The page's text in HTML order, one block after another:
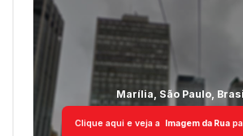
Marília, São Paulo,
Clique aqui e veja a Imagem da Rua